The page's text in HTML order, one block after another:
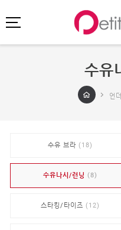
수유
언
수유 브라 (18)
수유나시/런닝 (8)
스타킹/타이즈 (12)
SHOPPING
SPECIAL
NEW